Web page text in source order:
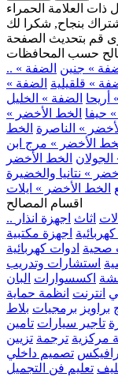
ذات العلامة الحمراء
بنجاح, شكرا لك
قم بتحديث الصفحة
حسب المحافظات
» جنين الضفة »
» قلقيلية الضفة »
أريحا الضفة » الخليل
حيفا الخط الأخضر »
» الناصرة الخط
الأخضر » مرج ابن
الخط الأخضر
» نتانيا والخضيرة
الخط الأخضر » ايلات
اقسام المصالح
اثاث اجهزة انذار
اجهزة مكتبية
صحية ادوات كهربائية
استشارات وتدريب
اكسسوارات البان
انترنت انظمة حماية
براويز برمجيات بلاط
تاجير سيارات تامين
مركزية ترجمة تزيين
تصميم داخلي
تعليم فن التجميل